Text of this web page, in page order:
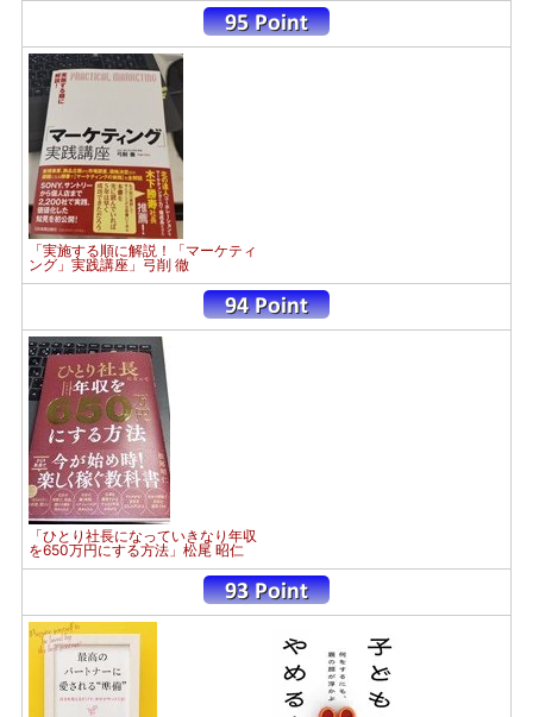
「実施する順に解説！「マーケティ
ング」実践講座」弓削 徹
「ひとり社長になっていきなり年収
を650万円にする方法」松尾 昭仁